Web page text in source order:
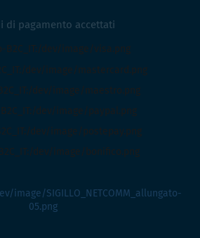
di pagamento accettati